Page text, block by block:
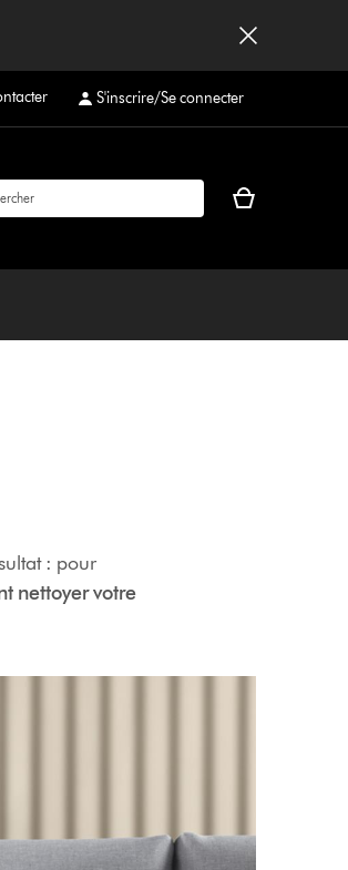
S'inscrire/Se connecter
Votre
vide
: pour
nettoyer votre